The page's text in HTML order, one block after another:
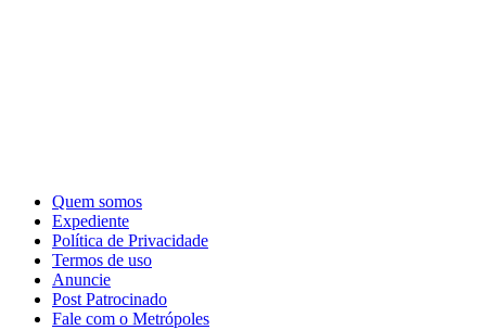
Quem somos
Expediente
Política de Privacidade
Termos de uso
Anuncie
Post Patrocinado
Fale com o Metrópoles